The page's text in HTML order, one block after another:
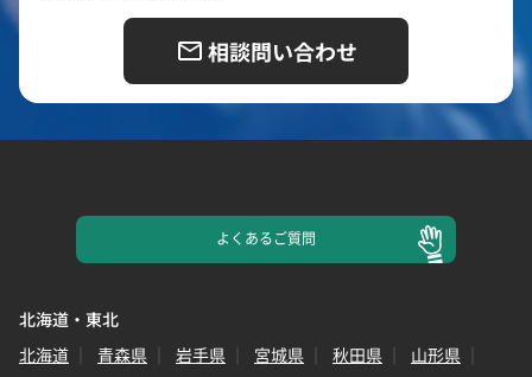
相談問い合わせ
よくあるご質問
北海道・東北
北海道
青森県 岩手県 宮城県 秋田県
山形県